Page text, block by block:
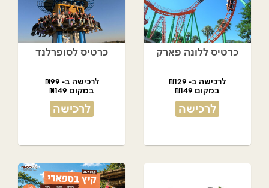
כרטיס ללונה פארק
לרכישה ב- ₪129
במקום ₪149
לרכישה
כרטיס לסופרלנד
לרכישה ב- ₪99
במקום ₪149
לרכישה